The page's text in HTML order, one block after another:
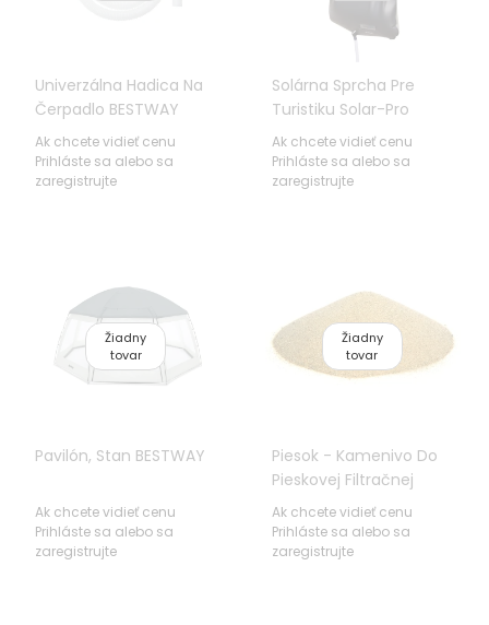
Univerzálna Hadica Na
Čerpadlo BESTWAY
Ak chcete vidieť cenu
Prihláste sa alebo sa
zaregistrujte
Solárna Sprcha Pre
Turistiku Solar-Pro
BESTWAY 20l + Solárna
Energia
Ak chcete vidieť cenu
Prihláste sa alebo sa
zaregistrujte
Žiadny
tovar
Pavilón, Stan BESTWAY
Ak chcete vidieť cenu
Prihláste sa alebo sa
zaregistrujte
Žiadny
tovar
Piesok - Kamenivo Do
Pieskovej Filtračnej
Pumpy
Ak chcete vidieť cenu
Prihláste sa alebo sa
zaregistrujte